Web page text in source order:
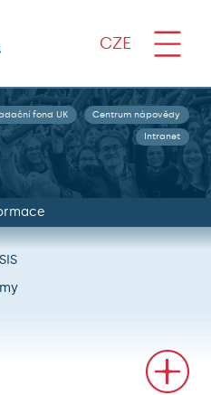
CZE
fond UK Centrum nápovědy
Intranet